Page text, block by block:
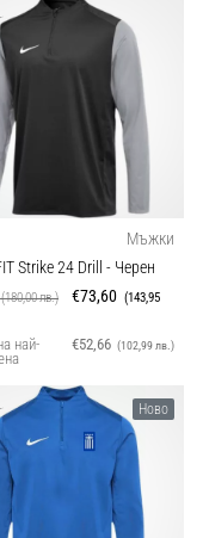
Мъжки
Strike 24 Drill - Черен
(180,00 лв.) €73,60 (143,95
най-
€52,66 (102,99 лв.)
Ново